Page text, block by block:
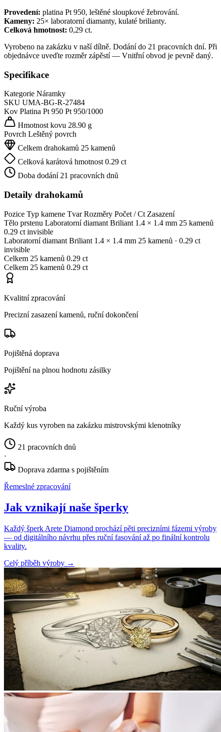
Provedení: platina Pt 950, leštěné sloupkové žebrování.
Kameny: 25× laboratorní diamanty, kulaté brilianty.
Celková hmotnost: 0,29 ct.
Vyrobeno na zakázku v naší dílně. Dodání do 21 pracovních dní. Při
objednávce uveďte rozměr zápěstí — Vnitřní obvod je pevně daný.
Specifikace
Kategorie Náramky
SKU UMA-BG-R-27484
Kov Platina Pt 950 Pt 950/1000
Hmotnost kovu 28.90 g
Povrch Leštěný povrch
Celkem drahokamů 25 kamenů
Celková karátová hmotnost 0.29 ct
Doba dodání 21 pracovních dnů
Detaily drahokamů
Pozice Typ kamene Tvar Rozměry Počet / Ct Zasazení
Tělo prstenu Laboratorní diamant Briliant 1.4 × 1.4 mm 25 kamenů
0.29 ct invisible
Laboratorní diamant Briliant 1.4 × 1.4 mm 25 kamenů · 0.29 ct
invisible
Celkem 25 kamenů 0.29 ct
Celkem 25 kamenů 0.29 ct
Kvalitní zpracování
Precizní zasazení kamenů, ruční dokončení
Pojištěná doprava
Pojištění na plnou hodnotu zásilky
Ruční výroba
Každý kus vyroben na zakázku mistrovskými klenotníky
21 pracovních dnů
·
Doprava zdarma s pojištěním
Řemeslné zpracování
Jak vznikají naše šperky
Každý šperk Arete Diamond prochází pěti precizními fázemi výroby
— od digitálního návrhu přes ruční fasování až po finální kontrolu
kvality.
Celý příběh výroby →